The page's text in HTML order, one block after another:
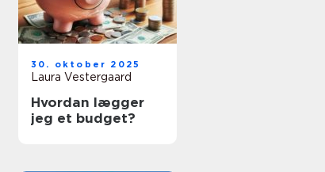
30. oktober 2025
Laura Vestergaard
Hvordan lægger
jeg et budget?